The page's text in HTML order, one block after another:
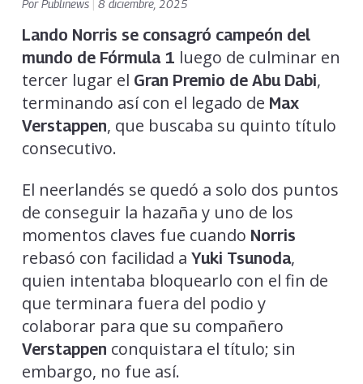
PorPublinews 8 diciembre, 2025
Lando Norris se consagró campeón del
mundo de Fórmula 1 luego de culminar en
tercer lugar el Gran Premio de Abu Dabi,
terminando así con el legado de Max
Verstappen, que buscaba su quinto título
consecutivo.
El neerlandés se quedó a solo dos puntos
de conseguir la hazaña y uno de los
momentos claves fue cuando Norris
rebasó con facilidad a Yuki Tsunoda,
quien intentaba bloquearlo con el fin de
que terminara fuera del podio y
colaborar para que su compañero
Verstappen conquistara el título; sin
embargo, no fue así.